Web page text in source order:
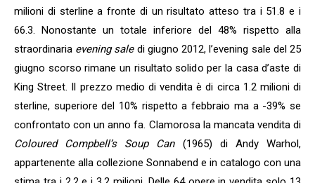
milioni di sterline a fronte di un risultato atteso tra i 51.8 e i
66.3. Nonostante un totale inferiore del 48% rispetto alla
straordinaria evening saledi giugno 2012, l’evening sale del 25
giugno scorso rimane un risultato solido per la casa d’aste di
King Street. Il prezzo medio di vendita è di circa 1.2 milioni di
sterline, superiore del 10% rispetto a febbraio ma a -39% se
confrontato con un anno fa. Clamorosa la mancata vendita di
Coloured Compbell’s Soup Can(1965) di Andy Warhol,
appartenente alla collezione Sonnabend e in catalogo con una